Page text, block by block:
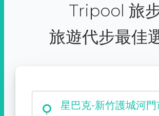
Tripool 旅
旅遊代步最佳
大霸尖山登山口